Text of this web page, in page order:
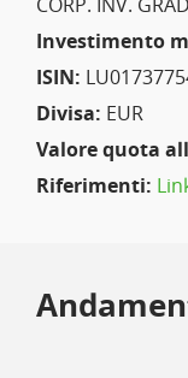
Investimento
ISIN:
Divisa: EUR
Valore quota
Riferimenti: